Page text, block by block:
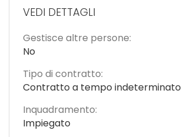
VEDI DETTAGLI
Gestisce altre persone:
No
Tipo di contratto:
Contratto a tempo indeterminato
Inquadramento:
Impiegato